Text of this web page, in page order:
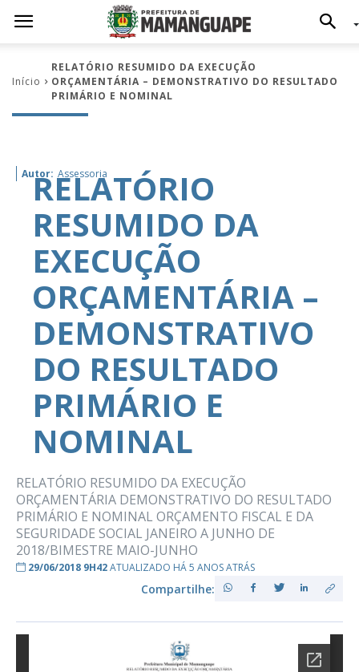
Início
RELATÓRIO RESUMIDO DA EXECUÇÃO
ORÇAMENTÁRIA – DEMONSTRATIVO DO RESULTADO
PRIMÁRIO E NOMINAL
Autor: Assessoria
RELATÓRIO
RESUMIDO DA
EXECUÇÃO
ORÇAMENTÁRIA –
DEMONSTRATIVO
DO RESULTADO
PRIMÁRIO E
NOMINAL
RELATÓRIO RESUMIDO DA EXECUÇÃO
ORÇAMENTÁRIA DEMONSTRATIVO DO RESULTADO
PRIMÁRIO E NOMINAL ORÇAMENTO FISCAL E DA
SEGURIDADE SOCIAL JANEIRO A JUNHO DE
2018/BIMESTRE MAIO-JUNHO
29/06/2018 9H42ATUALIZADO HÁ 5 ANOS ATRÁS
Compartilhe: